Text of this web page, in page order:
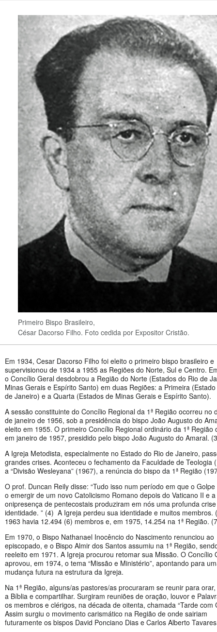
Primeiro Bispo Brasileiro,
César Dacorso Filho. Foto cedida por Expositor Cristão.
Em 1934, Cesar Dacorso Filho foi eleito o primeiro bispo brasileiro e
supervisionou de 1934 a 1955 as Regiões do Norte, Sul e Centro.
o Concílio Geral desdobrou a Região do Norte (Estados do Rio de
Minas Gerais e Espírito Santo) em duas Regiões: a Primeira
de Janeiro) e a Quarta (Estados de Minas Gerais e Espírito Santo).
A sessão constituinte do Concílio Regional da 1ª Região ocorreu no
de janeiro de 1956, sob a presidência do bispo João Augusto do
eleito em 1955. O primeiro Concílio Regional ordinário da 1ª Região
em janeiro de 1957, presidido pelo bispo João Augusto do Amaral.
A Igreja Metodista, especialmente no Estado do Rio de Janeiro,
grandes crises. Aconteceu o fechamento da Faculdade de Teologia
a “Divisão Wesleyana” (1967), a renúncia do bispo da 1ª Região
O prof. Duncan Reily disse: “Tudo isso num período em que o
o emergir de um novo Catolicismo Romano depois do Vaticano II e a
onipresença de pentecostais produziram em nós uma profunda
identidade. ” (4) A Igreja perdeu sua identidade e muitos membros.
1963 havia 12.494 (6) membros e, em 1975, 14.254 na 1ª Região.
Em 1970, o Bispo Nathanael Inocêncio do Nascimento renunciou ao
episcopado, e o Bispo Almir dos Santos assumiu na 1ª Região,
reeleito em 1971. A Igreja procurou retomar sua Missão. O Concílio
aprovou, em 1974, o tema “Missão e Ministério”, apontando para
mudança futura na estrutura da Igreja.
Na 1ª Região, alguns/as pastores/as procuraram se reunir para
a Bíblia e compartilhar. Surgiram reuniões de oração, louvor e
os membros e clérigos, na década de oitenta, chamada “Tarde com
Assim surgiu o movimento carismático na Região de onde sairiam
futuramente os bispos David Ponciano Dias e Carlos Alberto